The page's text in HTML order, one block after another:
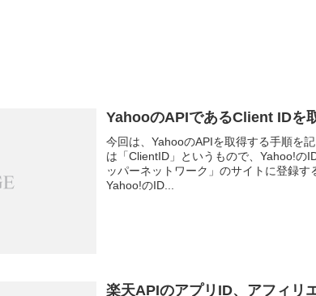
YahooのAPIであるClient IDを
今回は、YahooのAPIを取得する手順を
は「ClientID」というもので、Yahoo!の
ッパーネットワーク」のサイトに登録
Yahoo!のID...
楽天APIのアプリID、アフィリ